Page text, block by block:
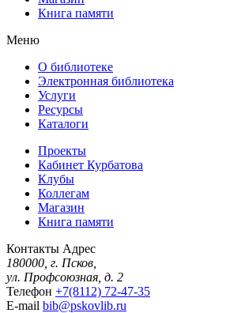
Книга памяти
Меню
О библиотеке
Электронная библиотека
Услуги
Ресурсы
Каталоги
Проекты
Кабинет Курбатова
Клубы
Коллегам
Магазин
Книга памяти
Контакты Адрес
180000, г. Псков,
ул. Профсоюзная, д. 2
Телефон +7(8112) 72-47-35
E-mail bib@pskovlib.ru